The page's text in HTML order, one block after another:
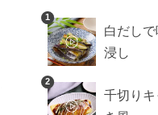
1
白だし
浸し
2
千切り